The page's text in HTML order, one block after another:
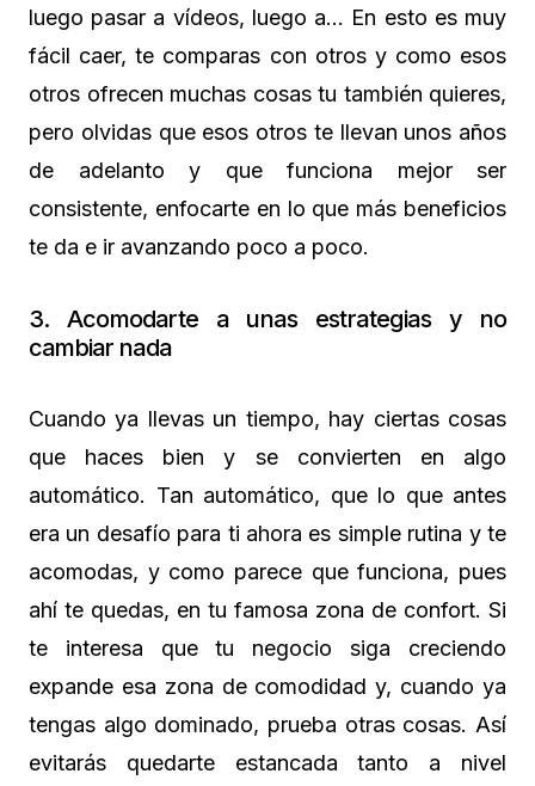
luego pasar a vídeos, luego a… En esto es muy
fácil caer, te comparas con otros y como esos
otros ofrecen muchas cosas tu también quieres,
pero olvidas que esos otros te llevan unos años
de adelanto y que funciona mejor ser
consistente, enfocarte en lo que más beneficios
te da e ir avanzando poco a poco.
3. Acomodarte a unas estrategias y no
cambiar nada
Cuando ya llevas un tiempo, hay ciertas cosas
que haces bien y se convierten en algo
automático. Tan automático, que lo que antes
era un desafío para ti ahora es simple rutina y te
acomodas, y como parece que funciona, pues
ahí te quedas, en tu famosa zona de confort. Si
te interesa que tu negocio siga creciendo
expande esa zona de comodidad y, cuando ya
tengas algo dominado, prueba otras cosas. Así
evitarás quedarte estancada tanto a nivel